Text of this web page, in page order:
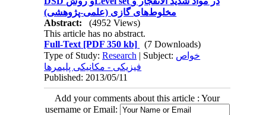
مخلوط‌های گازی (علمی-پژوهشی)
Abstract:
(4952 Views)
This article has no abstract.
Full-Text [PDF 350 kb]
(7 Downloads)
Type of Study:Research | Subject: خواص
فیزیکی - مکانیکی پلیمرها
Published: 2013/05/11
Add your comments about this article : Your
username or Email: